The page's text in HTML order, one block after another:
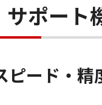
サポート
ピード・